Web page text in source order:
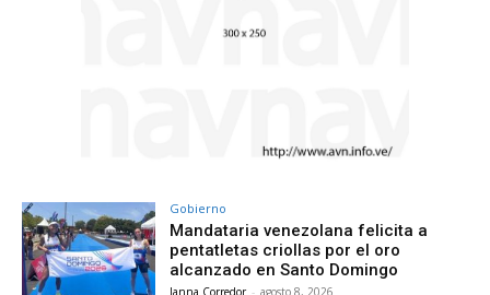
Gobierno
Mandataria venezolana felicita a
pentatletas criollas por el oro
alcanzado en Santo Domingo